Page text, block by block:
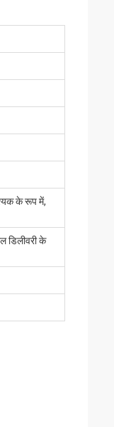
के रूप में,
डिलीवरी के